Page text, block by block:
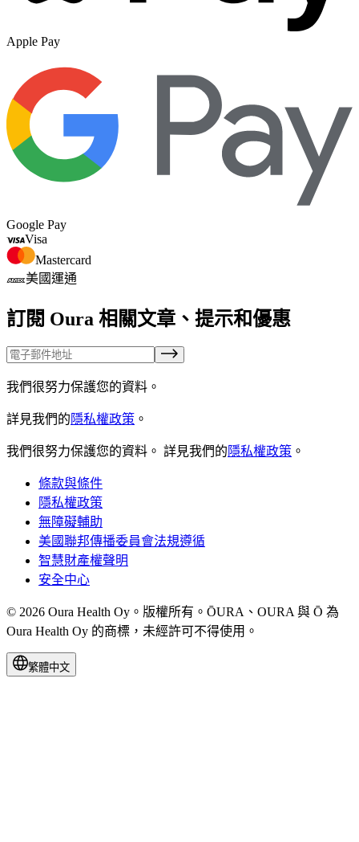
Apple Pay
Google Pay
Visa
Mastercard
美國運通
訂閱 Oura 相關文章、提示和優惠
我們很努力保護您的資料。
詳見我們的隱私權政策 。
我們很努力保護您的資料。 詳見我們的隱私權政策 。
條款與條件
隱私權政策
無障礙輔助
美國聯邦傳播委員會法規遵循
智慧財產權聲明
安全中心
© 2026 Oura Health Oy。版權所有。ŌURA、OURA 與 Ō 為
Oura Health Oy 的商標，未經許可不得使用。
繁體中文